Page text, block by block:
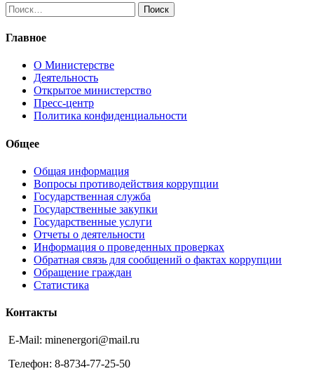
Найти:
Главное
О Министерстве
Деятельность
Открытое министерство
Пресс-центр
Политика конфиденциальности
Общее
Общая информация
Вопросы противодействия коррупции
Государственная служба
Государственные закупки
Государственные услуги
Отчеты о деятельности
Информация о проведенных проверках
Обратная связь для сообщений о фактах коррупции
Обращение граждан
Статистика
Контакты
E-Mail: minenergori@mail.ru
Телефон: 8-8734-77-25-50